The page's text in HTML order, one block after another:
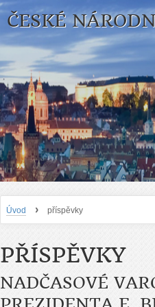
ČESKÉ
Úvod › příspěvky
PŘÍSPĚVKY
NADČASOVÉ